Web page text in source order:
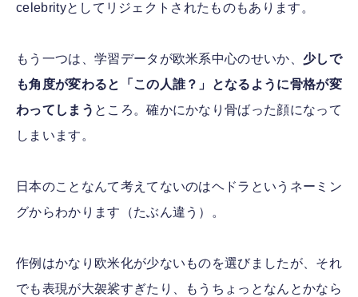
celebrityとしてリジェクトされたものもあります。
もう一つは、学習データが欧米系中心のせいか、 少しで
も角度が変わると「この人誰？」となるように骨格が変
わってしまう ところ。確かにかなり骨ばった顔になって
しまいます。
日本のことなんて考えてないのはヘドラというネーミン
グからわかります（たぶん違う）。
作例はかなり欧米化が少ないものを選びましたが、それ
でも表現が大袈裟すぎたり、もうちょっとなんとかなら